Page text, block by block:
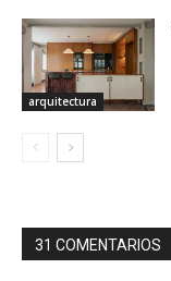
arquitectura
31 COMENTARIOS